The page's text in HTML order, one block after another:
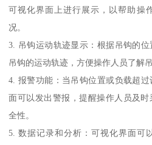
可视化界面上进行展示，以帮助操
况。
3. 吊钩运动轨迹显示：根据吊钩的
吊钩的运动轨迹，方便操作人员了解
4. 报警功能：当吊钩位置或负载超
面可以发出警报，提醒操作人员及
全性。
5. 数据记录和分析：可视化界面可